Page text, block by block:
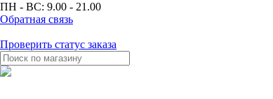
ПН - ВС: 9.00 - 21.00
Обратная связь
Проверить статус заказа